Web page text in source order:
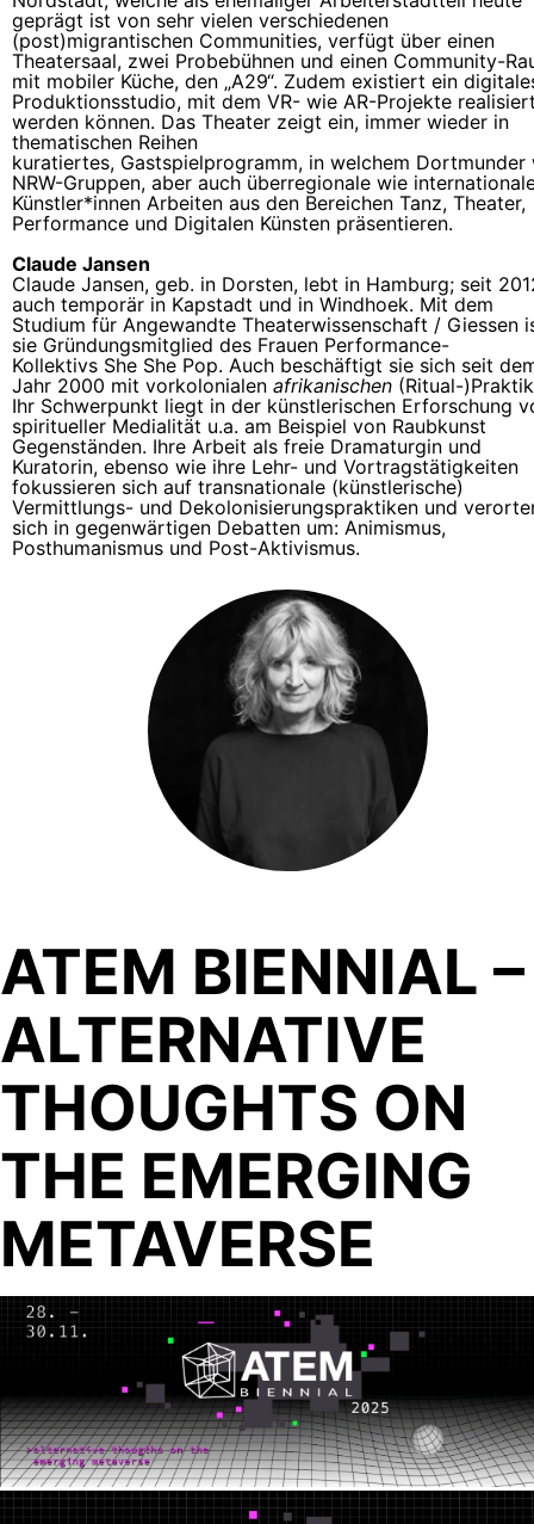
geprägt ist von sehr vielen verschiedenen
(post)migrantischen Communities, verfügt über einen
Theatersaal, zwei Probebühnen und einen Community-
mit mobiler Küche, den „A29“. Zudem existiert ein
Produktionsstudio, mit dem VR- wie AR-Projekte
werden können. Das Theater zeigt ein, immer wieder in
thematischen Reihen
kuratiertes, Gastspielprogramm, in welchem Dortmunder
NRW-Gruppen, aber auch überregionale wie
Künstler*innen Arbeiten aus den Bereichen Tanz, Theater,
Performance und Digitalen Künsten präsentieren.
Claude Jansen
Claude Jansen, geb. in Dorsten, lebt in Hamburg; seit
auch temporär in Kapstadt und in Windhoek. Mit dem
Studium für Angewandte Theaterwissenschaft / Giessen
sie Gründungsmitglied des Frauen Performance-
Kollektivs She She Pop. Auch beschäftigt sie sich seit
Jahr 2000 mit vorkolonialen afrikanischen (Ritual-
Ihr Schwerpunkt liegt in der künstlerischen Erforschung
spiritueller Medialität u.a. am Beispiel von Raubkunst
Gegenständen. Ihre Arbeit als freie Dramaturgin und
Kuratorin, ebenso wie ihre Lehr- und Vortragstätigkeiten
fokussieren sich auf transnationale (künstlerische)
Vermittlungs- und Dekolonisierungspraktiken und
sich in gegenwärtigen Debatten um: Animismus,
Posthumanismus und Post-Aktivismus.
ATEM BIENNIAL –
ALTERNATIVE
THOUGHTS ON
THE EMERGING
METAVERSE